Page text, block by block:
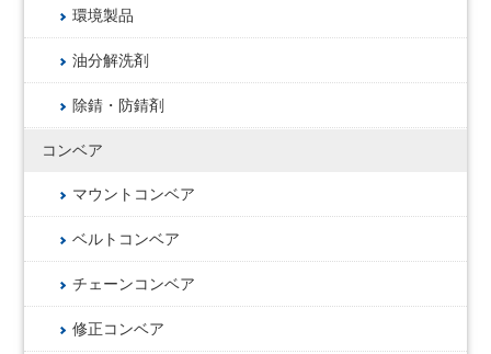
環境製品
油分解洗剤
除錆・防錆剤
コンベア
マウントコンベア
ベルトコンベア
チェーンコンベア
修正コンベア